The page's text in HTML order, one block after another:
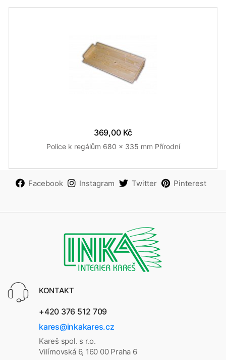
369,00 Kč
Police k regálům 680 x 335 mm Přírodní
Facebook Instagram Twitter Pinterest
KONTAKT
+420 376 512 709
kares@inkakares.cz
Kareš spol. s r.o.
Vilímovská 6, 160 00 Praha 6